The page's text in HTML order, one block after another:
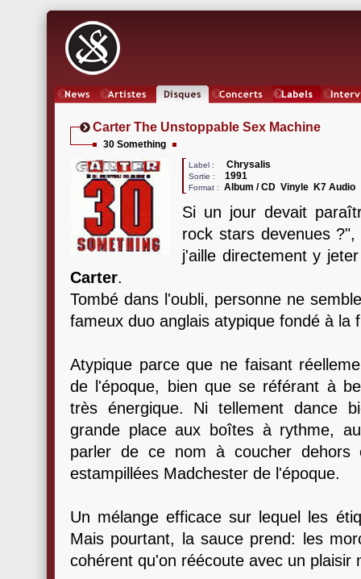
Carter The Unstoppable Sex Machine
30 Something
Label : Chrysalis
Sortie : 1991
Format : Album / CD Vinyle K7 Audio
Si un jour devait
rock stars devenues
j'aille directement y
Carter.
Tombé dans l'oubli, personne ne
fameux duo anglais atypique fondé à la
Atypique parce que ne faisant
de l'époque, bien que se référant à
très énergique. Ni tellement dance
grande place aux boîtes à rythme,
parler de ce nom à coucher
estampillées Madchester de l'époque.
Un mélange efficace sur lequel les
Mais pourtant, la sauce prend: les
cohérent qu'on réécoute avec un plaisir